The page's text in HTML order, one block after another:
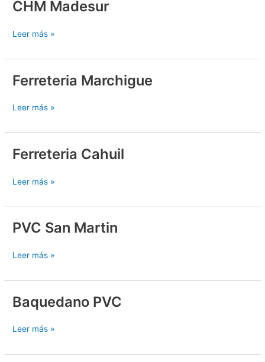
CHM Madesur
CHM
Leer más »
Ferreteria Marchigue
Ferreteria
Leer más »
Ferreteria Cahuil
Ferreteria
Leer más »
PVC San Martin
PVC
Martin
Leer más »
Baquedano PVC
Baquedano
Leer más »